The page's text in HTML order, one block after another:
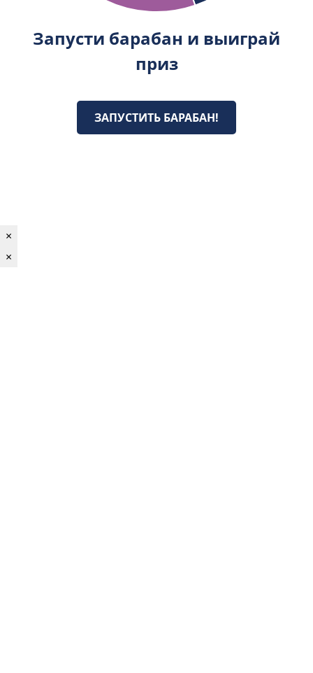
Запусти барабан и выиграй
приз
ЗАПУСТИТЬ БАРАБАН!
×
×